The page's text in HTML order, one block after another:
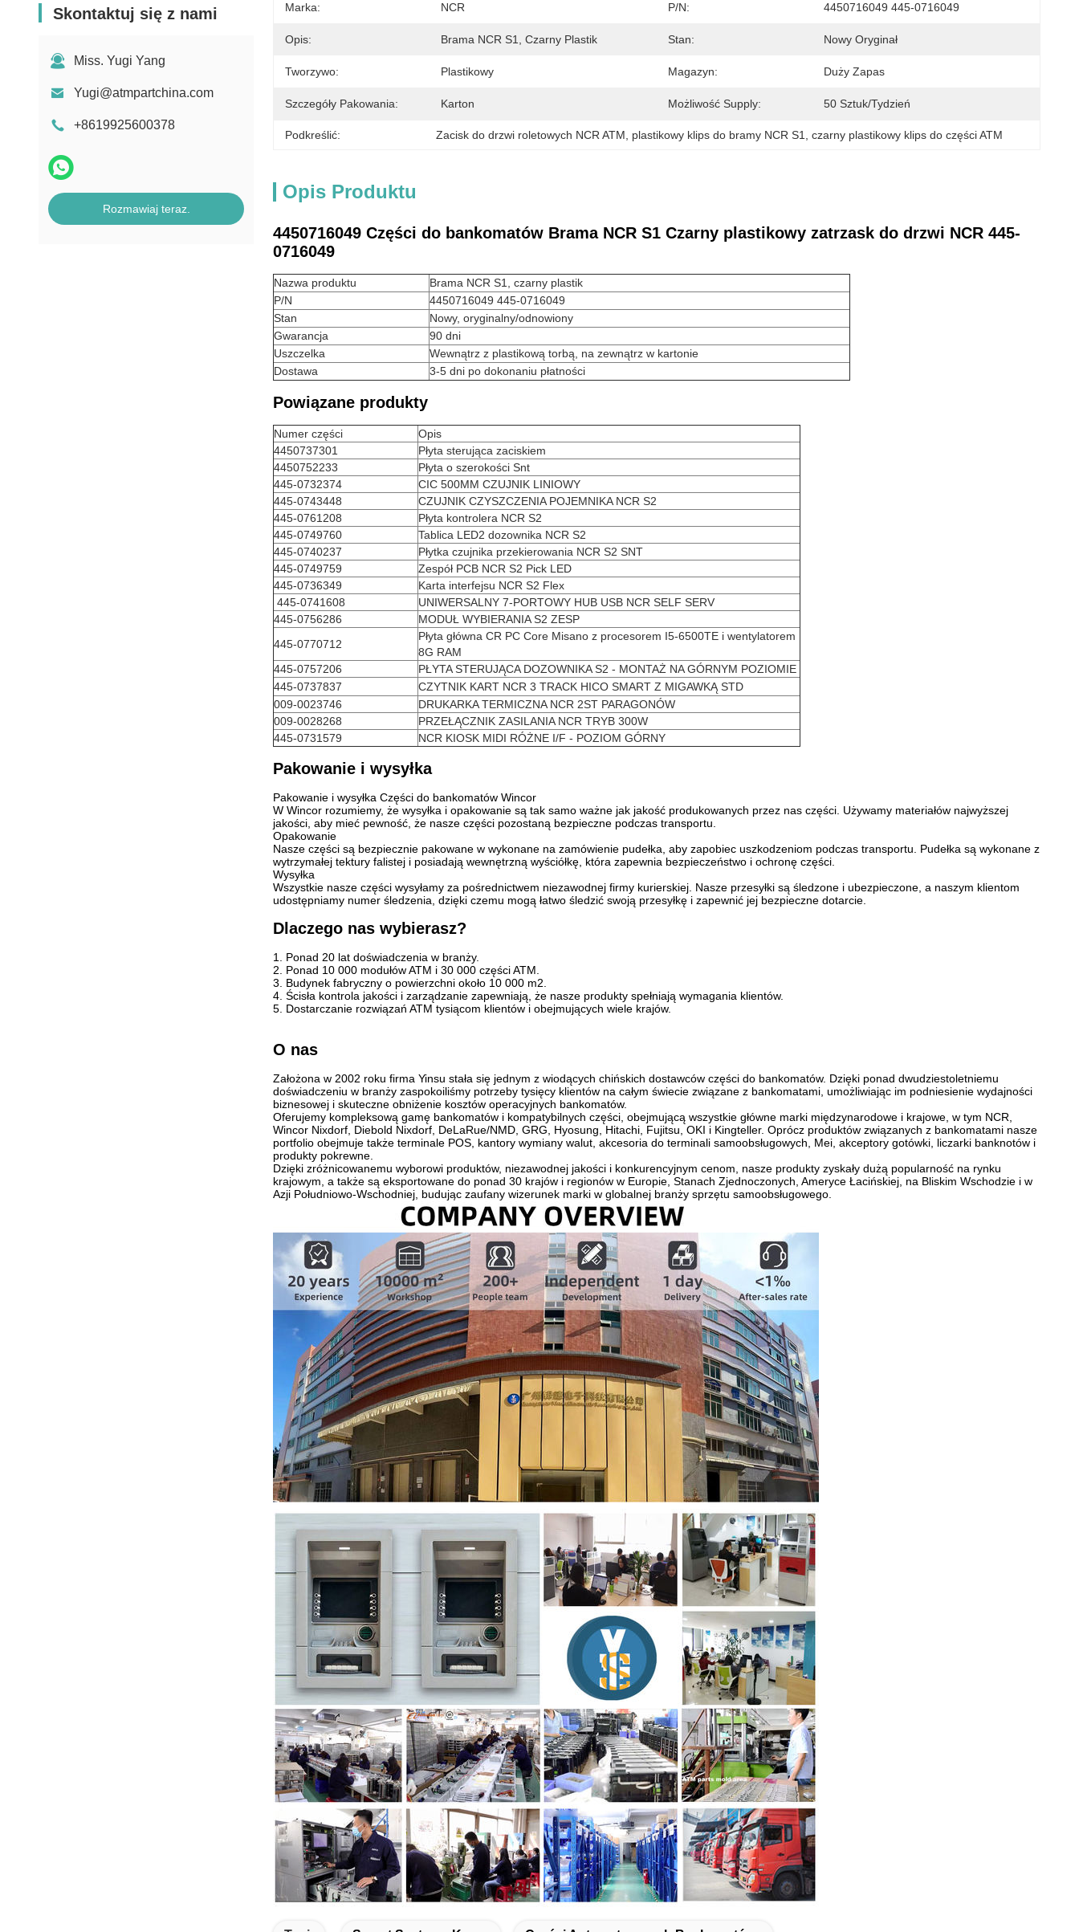
Skontaktuj się z nami
Miss. Yugi Yang
Yugi@atmpartchina.com
+8619925600378
Rozmawiaj teraz.
Marka: NCR P/N: 4450716049 445-0716049
Opis: Brama NCR S1, Czarny Plastik Stan: Nowy Oryginał
Tworzywo: Plastikowy Magazyn: Duży Zapas
Szczegóły Pakowania: Karton Możliwość Supply: 50 Sztuk/tydzień
Podkreślić: Zacisk do drzwi roletowych NCR ATM plastikowy klips do bramy NCR S1 , czarny plastikowy klips do części ATM
Opis Produktu
4450716049 Części do bankomatów Brama NCR S1 Czarny plastikowy zatrzask do drzwi NCR 445-
0716049
Nazwa produktu
Brama NCR S1, czarny plastik
P/N
4450716049 445-0716049
Stan
Nowy, oryginalny/odnowiony
Gwarancja
90 dni
Uszczelka
Wewnątrz z plastikową torbą, na zewnątrz w kartonie
Dostawa
3-5 dni po dokonaniu płatności
Powiązane produkty
Numer części
Opis
4450737301
Płyta sterująca zaciskiem
4450752233
Płyta o szerokości Snt
445-0732374
CIC 500MM CZUJNIK LINIOWY
445-0743448
CZUJNIK CZYSZCZENIA POJEMNIKA NCR S2
445-0761208
Płyta kontrolera NCR S2
445-0749760
Tablica LED2 dozownika NCR S2
445-0740237
Płytka czujnika przekierowania NCR S2 SNT
445-0749759
Zespół PCB NCR S2 Pick LED
445-0736349
Karta interfejsu NCR S2 Flex
445-0741608
UNIWERSALNY 7-PORTOWY HUB USB NCR SELF SERV
445-0756286
MODUŁ WYBIERANIA S2 ZESP
445-0770712
Płyta główna CR PC Core Misano z procesorem I5-6500TE i wentylatorem
8G RAM
445-0757206
PŁYTA STERUJĄCA DOZOWNIKA S2 - MONTAŻ NA GÓRNYM POZIOMIE
445-0737837
CZYTNIK KART NCR 3 TRACK HICO SMART Z MIGAWKĄ STD
009-0023746
DRUKARKA TERMICZNA NCR 2ST PARAGONÓW
009-0028268
PRZEŁĄCZNIK ZASILANIA NCR TRYB 300W
445-0731579
NCR KIOSK MIDI RÓŻNE I/F - POZIOM GÓRNY
Pakowanie i wysyłka
Pakowanie i wysyłka Części do bankomatów Wincor
W Wincor rozumiemy, że wysyłka i opakowanie są tak samo ważne jak jakość produkowanych przez nas części. Używamy materiałów najwyższej
jakości, aby mieć pewność, że nasze części pozostaną bezpieczne podczas transportu.
Opakowanie
Nasze części są bezpiecznie pakowane w wykonane na zamówienie pudełka, aby zapobiec uszkodzeniom podczas transportu. Pudełka są wykonane z
wytrzymałej tektury falistej i posiadają wewnętrzną wyściółkę, która zapewnia bezpieczeństwo i ochronę części.
Wysyłka
Wszystkie nasze części wysyłamy za pośrednictwem niezawodnej firmy kurierskiej. Nasze przesyłki są śledzone i ubezpieczone, a naszym klientom
udostępniamy numer śledzenia, dzięki czemu mogą łatwo śledzić swoją przesyłkę i zapewnić jej bezpieczne dotarcie.
Dlaczego nas wybierasz?
1. Ponad 20 lat doświadczenia w branży.
2. Ponad 10 000 modułów ATM i 30 000 części ATM.
3. Budynek fabryczny o powierzchni około 10 000 m2.
4. Ścisła kontrola jakości i zarządzanie zapewniają, że nasze produkty spełniają wymagania klientów.
5. Dostarczanie rozwiązań ATM tysiącom klientów i obejmujących wiele krajów.
O nas
Założona w 2002 roku firma Yinsu stała się jednym z wiodących chińskich dostawców części do bankomatów. Dzięki ponad dwudziestoletniemu
doświadczeniu w branży zaspokoiliśmy potrzeby tysięcy klientów na całym świecie związane z bankomatami, umożliwiając im podniesienie wydajności
biznesowej i skuteczne obniżenie kosztów operacyjnych bankomatów.
Oferujemy kompleksową gamę bankomatów i kompatybilnych części, obejmującą wszystkie główne marki międzynarodowe i krajowe, w tym NCR,
Wincor Nixdorf, Diebold Nixdorf, DeLaRue/NMD, GRG, Hyosung, Hitachi, Fujitsu, OKI i Kingteller. Oprócz produktów związanych z bankomatami nasze
portfolio obejmuje także terminale POS, kantory wymiany walut, akcesoria do terminali samoobsługowych, Mei, akceptory gotówki, liczarki banknotów i
produkty pokrewne.
Dzięki zróżnicowanemu wyborowi produktów, niezawodnej jakości i konkurencyjnym cenom, nasze produkty zyskały dużą popularność na rynku
krajowym, a także są eksportowane do ponad 30 krajów i regionów w Europie, Stanach Zjednoczonych, Ameryce Łacińskiej, na Bliskim Wschodzie i w
Azji Południowo-Wschodniej, budując zaufany wizerunek marki w globalnej branży sprzętu samoobsługowego.